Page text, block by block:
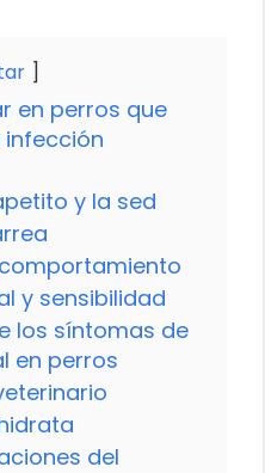
en perros que
y la sed
y sensibilidad
los síntomas de
en perros
del